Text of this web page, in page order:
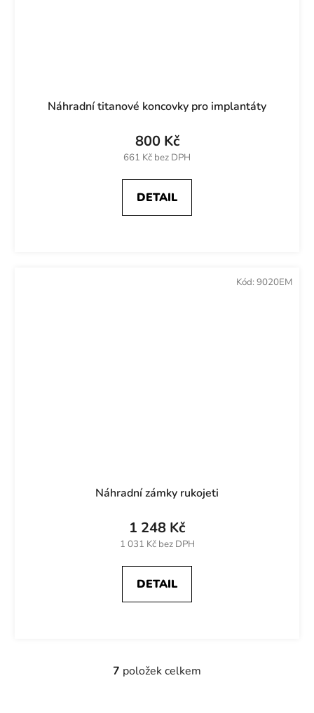
Náhradní titanové koncovky pro implantáty
661 Kč bez DPH
800 Kč
DETAIL
Náhradní zámky rukojeti
1 031 Kč bez DPH
1 248 Kč
DETAIL
Kód: 9020EM
O
7 položek celkem